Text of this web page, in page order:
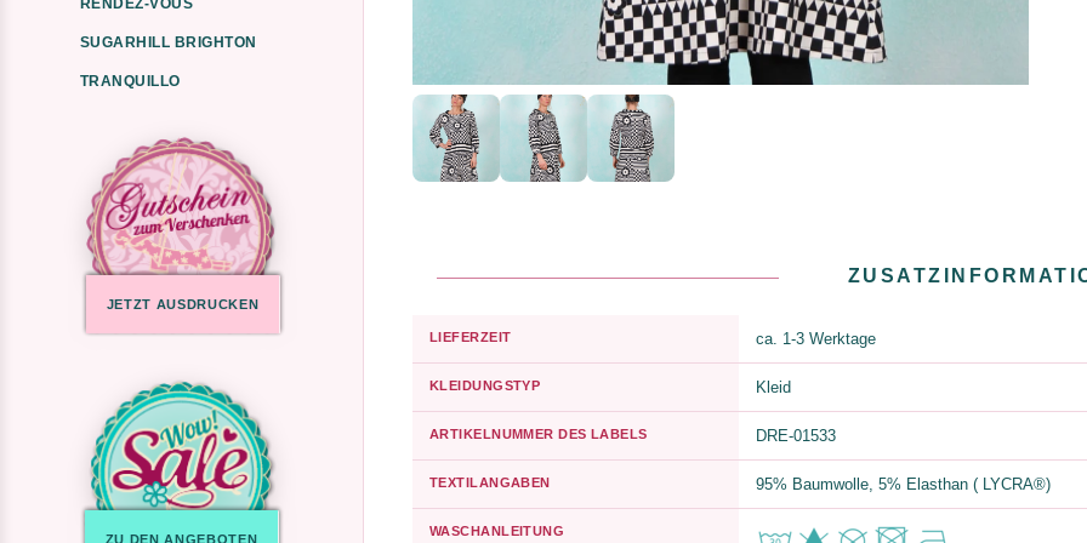
RENDEZ-VOUS
SUGARHILL BRIGHTON
TRANQUILLO
JETZT AUSDRUCKEN
ZU DEN ANGEBOTEN
LIEFERZEIT ca. 1-3 Werktage
KLEIDUNGSTYP Kleid
ARTIKELNUMMER DES LABELS DRE-01533
TEXTILANGABEN 95% Baumwolle, 5% Elasthan ( LYCRA®)
WASCHANLEITUNG